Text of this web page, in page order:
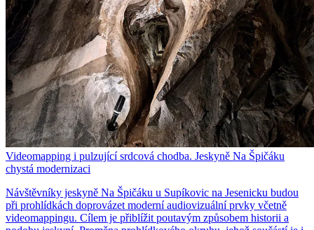
Videomapping i pulzující srdcová chodba. Jeskyně Na Špičáku
chystá modernizaci
Návštěvníky jeskyně Na Špičáku u Supíkovic na Jesenicku budou
při prohlídkách doprovázet moderní audiovizuální prvky včetně
videomappingu. Cílem je přiblížit poutavým způsobem historii a